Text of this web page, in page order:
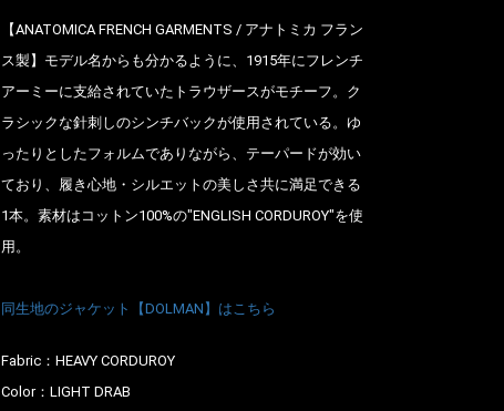
【ANATOMICA FRENCH GARMENTS / アナトミカ フラン
ス製】モデル名からも分かるように、1915年にフレンチ
アーミーに支給されていたトラウザースがモチーフ。ク
ラシックな針刺しのシンチバックが使用されている。ゆ
ったりとしたフォルムでありながら、テーパードが効い
ており、履き心地・シルエットの美しさ共に満足できる
1本。素材はコットン100%の"ENGLISH CORDUROY"を使
用。
同生地のジャケット【DOLMAN】はこちら
Fabric： HEAVY CORDUROY
Color： LIGHT DRAB